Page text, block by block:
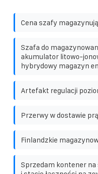
Cena szafy
Szafa do
akumulator litowo-
hybrydowy magazyn
Artefakt regulacji
Przerwy w dostawie
Finlandzkie
Sprzedam kontener na